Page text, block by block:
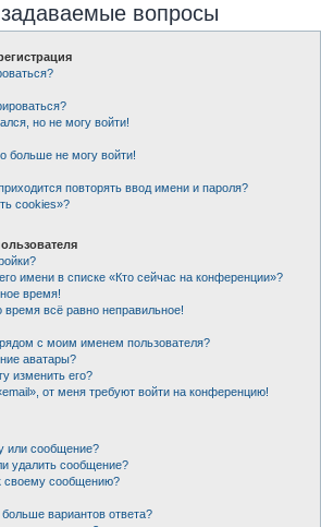
вопросы
но не могу войти!
больше не могу войти!
повторять ввод имени и пароля?
cookies»?
имени в списке «Кто сейчас на конференции»?
время!
всё равно неправильное!
с моим именем пользователя?
аватары?
изменить его?
от меня требуют войти на конференцию!
или сообщение?
удалить сообщение?
своему сообщению?
вариантов ответа?